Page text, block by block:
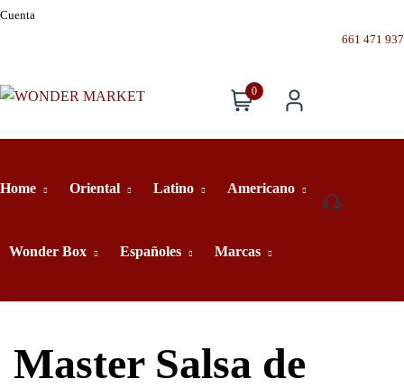
Cuenta
661 471 937
0
Home Oriental Latino Americano
Wonder Box Españoles Marcas
661
Master Salsa de